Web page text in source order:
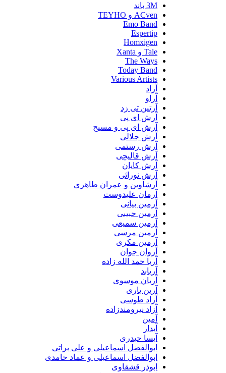
3M باند
ACven و TEYHO
Emo Band
Espertip
Homxigen
Tale و Xanta
The Ways
Today Band
Various Artists
آراد
آراو
آرتین تی زد
آرش ای پی
آرش ای پی و مسیح
آرش جلالی
آرش رستمی
آرش قالیچی
آرش کایان
آرش نورائی
آرشاوین و عمران طاهری
آرمان علیدوست
آرمین بیانی
آرمین حبیبی
آرمین سمیعی
آرمین مرسی
آرمین مکری
آروان جوان
آریا حمد الله زاده
آریابد
آریان موسوی
آرین یاری
آزاد طوسی
آزاد نیرومندزاده
آمین
آیدار
آیسا حیدری
ابوالفضل اسماعیلی و علی براتی
ابوالفضل اسماعیلی و عماد حامدی
ابوذر قشقاوی